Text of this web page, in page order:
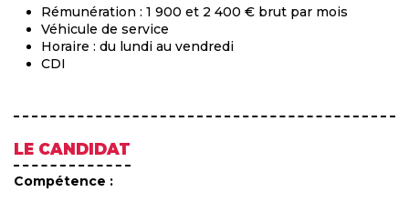
Rémunération : 1 900 et 2 400 € brut par mois
Véhicule de service
Horaire : du lundi au vendredi
CDI
LE CANDIDAT
Compétence :